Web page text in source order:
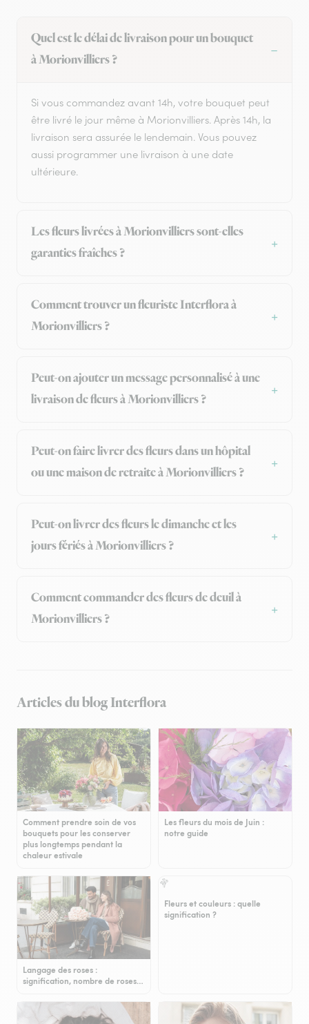
Quel est le délai de livraison pour un bouquet
à Morionvilliers ?
Si vous commandez avant 14h, votre bouquet peut
être livré le jour même à Morionvilliers. Après 14h, la
livraison sera assurée le lendemain. Vous pouvez
aussi programmer une livraison à une date
ultérieure.
Les fleurs livrées à Morionvilliers sont-elles
garanties fraîches ?
Comment trouver un fleuriste Interflora à
Morionvilliers ?
Peut-on ajouter un message personnalisé à une
livraison de fleurs à Morionvilliers ?
Peut-on faire livrer des fleurs dans un hôpital
ou une maison de retraite à Morionvilliers ?
Peut-on livrer des fleurs le dimanche et les
jours fériés à Morionvilliers ?
Comment commander des fleurs de deuil à
Morionvilliers ?
Articles du blog Interflora
Comment prendre soin de vos
bouquets pour les conserver
plus longtemps pendant la
chaleur estivale
Les fleurs du mois de Juin :
notre guide
Langage des roses :
signification, nombre de roses…
Fleurs et couleurs : quelle
signification ?